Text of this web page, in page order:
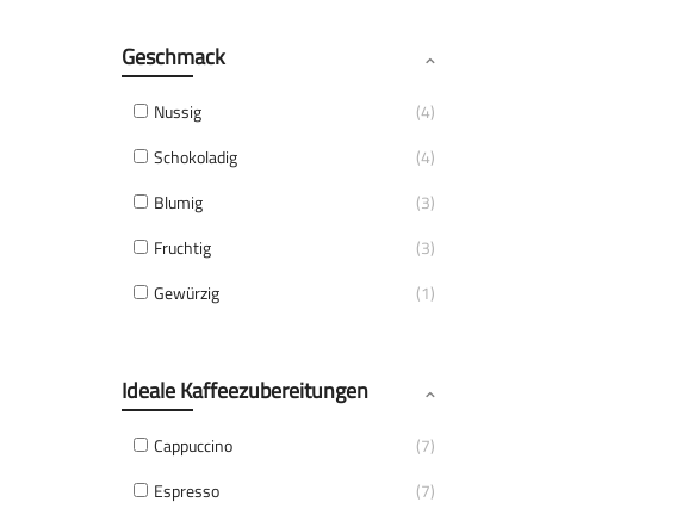
Geschmack
Nussig
4
Schokoladig
4
Blumig
3
Fruchtig
3
Gewürzig
1
Ideale Kaffeezubereitungen
Cappuccino
7
Espresso
7